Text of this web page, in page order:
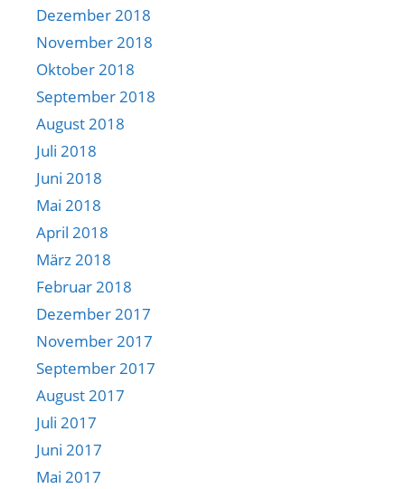
Dezember 2018
November 2018
Oktober 2018
September 2018
August 2018
Juli 2018
Juni 2018
Mai 2018
April 2018
März 2018
Februar 2018
Dezember 2017
November 2017
September 2017
August 2017
Juli 2017
Juni 2017
Mai 2017